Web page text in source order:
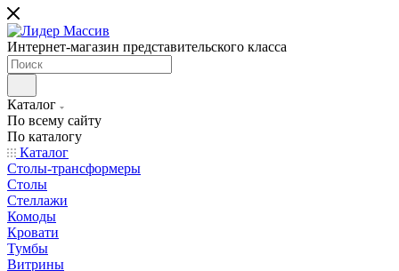
Интернет-магазин представительского класса
Каталог
По всему сайту
По каталогу
Каталог
Столы-трансформеры
Столы
Стеллажи
Комоды
Кровати
Тумбы
Витрины